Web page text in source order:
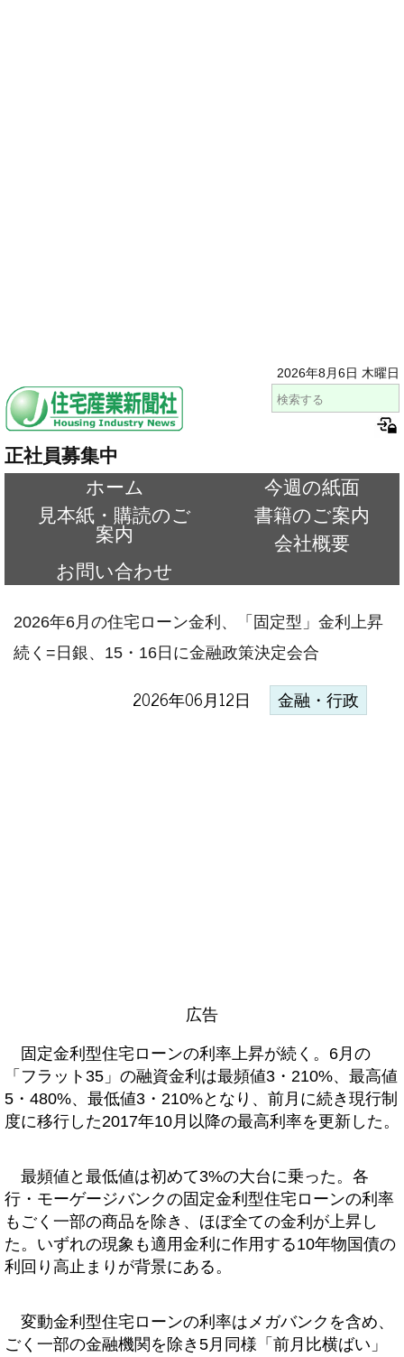
2026年8月6日 木曜日
正社員募集中
ホーム
今週の紙面
見本紙・購読のご
案内
書籍のご案内
会社概要
お問い合わせ
2026年6月の住宅ローン金利、「固定型」金利上昇
続く=日銀、15・16日に金融政策決定会合
2026年06月12日 金融・行政
広告
固定金利型住宅ローンの利率上昇が続く。6月の
「フラット35」の融資金利は最頻値3・210%、最高値
5・480%、最低値3・210%となり、前月に続き現行制
度に移行した2017年10月以降の最高利率を更新した。
最頻値と最低値は初めて3%の大台に乗った。各
行・モーゲージバンクの固定金利型住宅ローンの利率
もごく一部の商品を除き、ほぼ全ての金利が上昇し
た。いずれの現象も適用金利に作用する10年物国債の
利回り高止まりが背景にある。
変動金利型住宅ローンの利率はメガバンクを含め、
ごく一部の金融機関を除き5月同様「前月比横ばい」